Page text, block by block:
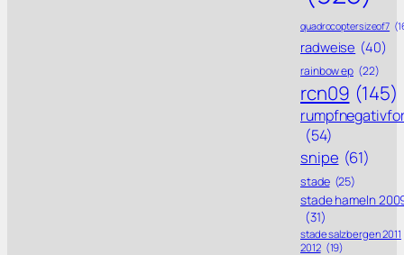
quadrocoptersizeof7
radweise (40)
rainbow ep (22)
rcn09 (145)
(54)
snipe (61)
stade (25)
stade hameln
(31)
stade salzbergen 2011
2012 (19)